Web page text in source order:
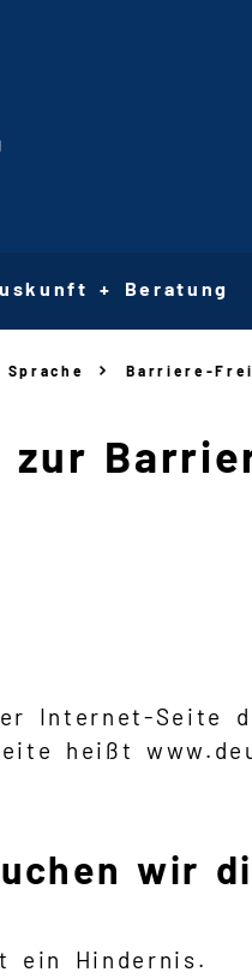
+ Beratung
Barriere -
zur
Internet-Seite
heißt
wir
ein Hindernis.